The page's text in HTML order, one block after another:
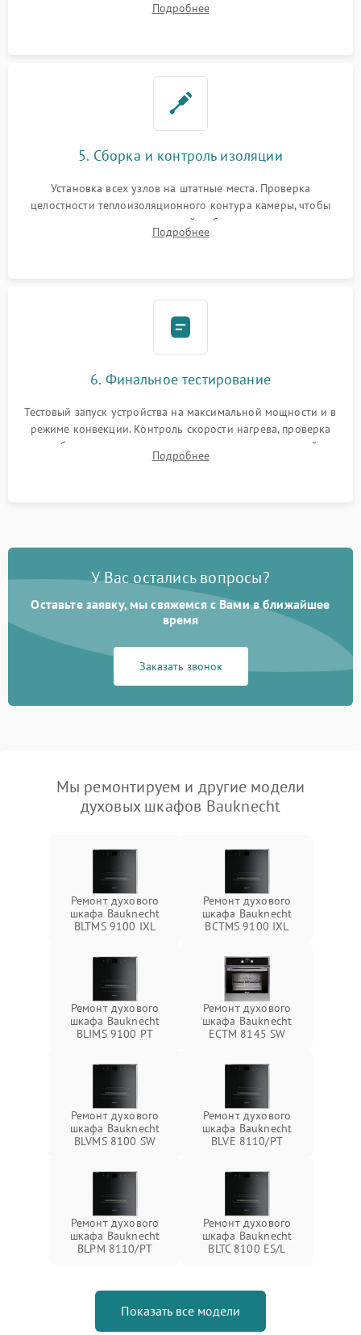
выгоревших реле, восстановление контактов и замена
Подробнее
5. Сборка и контроль изоляции
Установка всех узлов на штатные места. Проверка
целостности теплоизоляционного контура камеры, чтобы
исключить перегрев кухонной мебели и потерю тепла.
Надежная фиксация клемм и сборка корпуса шкафа.
Подробнее
6. Финальное тестирование
Тестовый запуск устройства на максимальной мощности и в
режиме конвекции. Контроль скорости нагрева, проверка
срабатывания термостата при достижении заданной
температуры и тест на отсутствие утечек тока.
Подробнее
У Вас остались вопросы?
Оставьте заявку, мы свяжемся с Вами в ближайшее
время
Заказать звонок
Мы ремонтируем и другие модели
духовых шкафов Bauknecht
Ремонт духового
шкафа Bauknecht
BLTMS 9100 IXL
Ремонт духового
шкафа Bauknecht
BCTMS 9100 IXL
Ремонт духового
шкафа Bauknecht
BLIMS 9100 PT
Ремонт духового
шкафа Bauknecht
ECTM 8145 SW
Ремонт духового
шкафа Bauknecht
BLVMS 8100 SW
Ремонт духового
шкафа Bauknecht
BLVE 8110/PT
Ремонт духового
шкафа Bauknecht
BLPM 8110/PT
Ремонт духового
шкафа Bauknecht
BLTC 8100 ES/L
Показать все модели